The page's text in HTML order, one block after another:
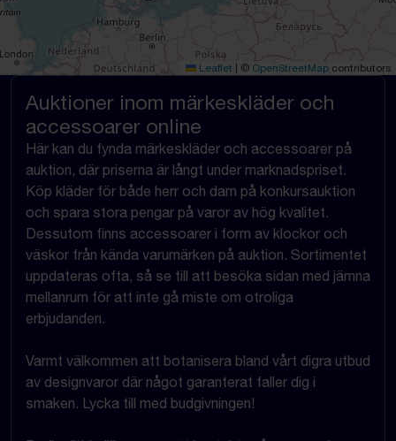
Leaflet © OpenStreetMap contributors
Auktioner inom märkeskläder och
accessoarer online
Här kan du fynda märkeskläder och accessoarer på
auktion, där priserna är långt under marknadspriset.
Köp kläder för både herr och dam på konkursauktion
och spara stora pengar på varor av hög kvalitet.
Dessutom finns accessoarer i form av klockor och
väskor från kända varumärken på auktion. Sortimentet
uppdateras ofta, så se till att besöka sidan med jämna
mellanrum för att inte gå miste om otroliga
erbjudanden.
Varmt välkommen att botanisera bland vårt digra utbud
av designvaror där något garanterat faller dig i
smaken. Lycka till med budgivningen!